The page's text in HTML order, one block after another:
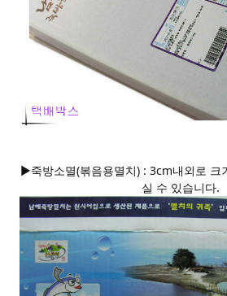
▶죽방소멸(볶음용멸치) : 3cm내외로 크
실 수 있습니다.